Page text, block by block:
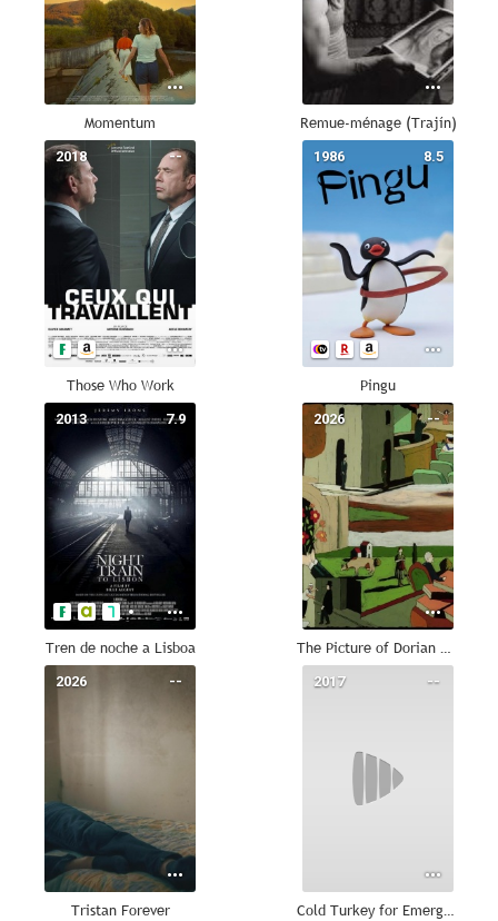
Momentum Remue-ménage (Trajín)
--
2018
Those Who Work
8.5
1986
Pingu
7.9
2013
Tren de noche a Lisboa
--
2026
The Picture of Dorian Gray
--
2026
Tristan Forever
--
2017
Cold Turkey for Emergencies